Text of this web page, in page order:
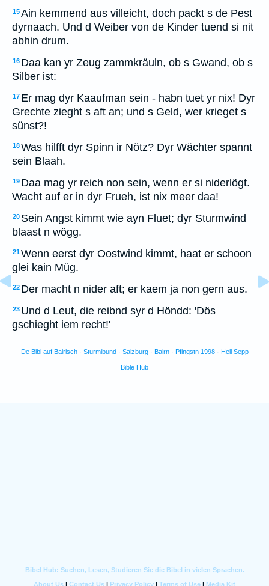
15Ain kemmend aus villeicht, doch packt s de Pest
dyrnaach. Und d Weiber von de Kinder tuend si nit
abhin drum.
16 Daa kan yr Zeug zammkräuln, ob s Gwand, ob s
Silber ist:
17 Er mag dyr Kaaufman sein - habn tuet yr nix! Dyr
Grechte zieght s aft an; und s Geld, wer krieget s
sünst?!
18Was hilfft dyr Spinn ir Nötz? Dyr Wächter spannt
sein Blaah.
19 Daa mag yr reich non sein, wenn er si niderlögt.
Wacht auf er in dyr Frueh, ist nix meer daa!
20 Sein Angst kimmt wie ayn Fluet; dyr Sturmwind
blaast n wögg.
21Wenn eerst dyr Oostwind kimmt, haat er schoon
glei kain Müg.
22 Der macht n nider aft; er kaem ja non gern aus.
23 Und d Leut, die reibnd syr d Höndd: 'Dös
gschieght iem recht!'
De Bibl auf Bairisch · Sturmibund · Salzburg · Bairn · Pfingstn 1998 · Hell Sepp
Bible Hub